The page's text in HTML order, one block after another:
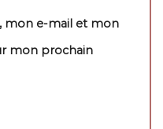
mon e-mail et mon
mon prochain